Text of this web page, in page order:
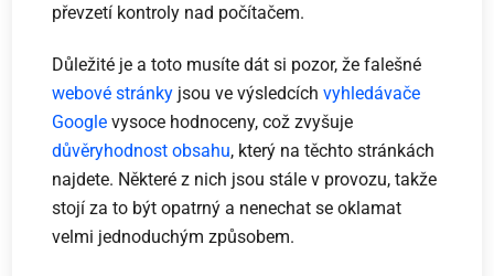
převzetí kontroly nad počítačem.
Důležité je a toto musíte dát si pozor, že falešné
webové stránky jsou ve výsledcíchvyhledávače
Google vysoce hodnoceny, což zvyšuje
důvěryhodnost obsahu, který na těchto stránkách
najdete. Některé z nich jsou stále v provozu, takže
stojí za to být opatrný a nenechat se oklamat
velmi jednoduchým způsobem.